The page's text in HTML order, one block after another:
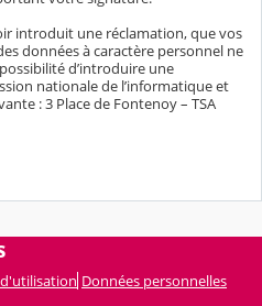
introduit une réclamation, que vos
données à caractère personnel ne
d’introduire une
nationale de l’informatique et
: 3 Place de Fontenoy – TSA
Données personnelles